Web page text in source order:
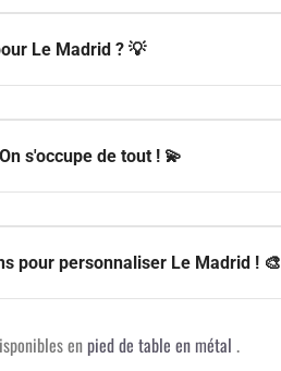
Le Madrid ? 💡
s'occupe de tout ! 💫
pour personnaliser Le Madrid ! 🎨
enpied de table en métal .